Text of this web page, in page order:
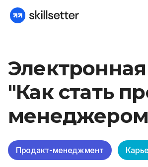
"Как стать
Продакт-менеджмент